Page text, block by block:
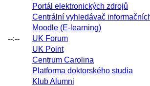
--:--
Portál elektronických zdrojů
Centrální vyhledávač
Moodle (E-learning)
UK Forum
UK Point
Centrum Carolina
Platforma doktorského studia
Klub Alumni